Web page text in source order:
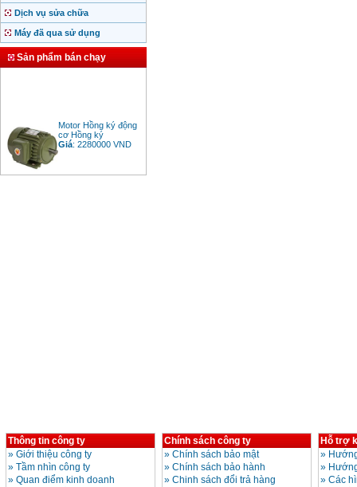
Dịch vụ sửa chữa
Máy đã qua sử dụng
Sản phẩm bán chạy
Motor Hồng ký động
cơ Hồng ký
Giá :2280000 VND
Máy cắt góc đa năng
Makita LS1019L
(1510W)
Giá:14068000
Thông tin công ty
» Giới thiệu công ty
» Tầm nhìn công ty
» Quan điểm kinh doanh
Chính sách công ty
» Chính sách bảo mật
» Chính sách bảo hành
» Chinh sách đổi trả hàng
Hỗ trợ
»
»
» Các